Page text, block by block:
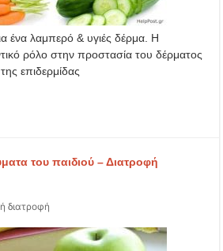
ένα λαμπερό & υγιές δέρμα. Η
ρόλο στην προστασία του δέρματος
επιδερμίδας
του παιδιού – Διατροφή
διατροφή